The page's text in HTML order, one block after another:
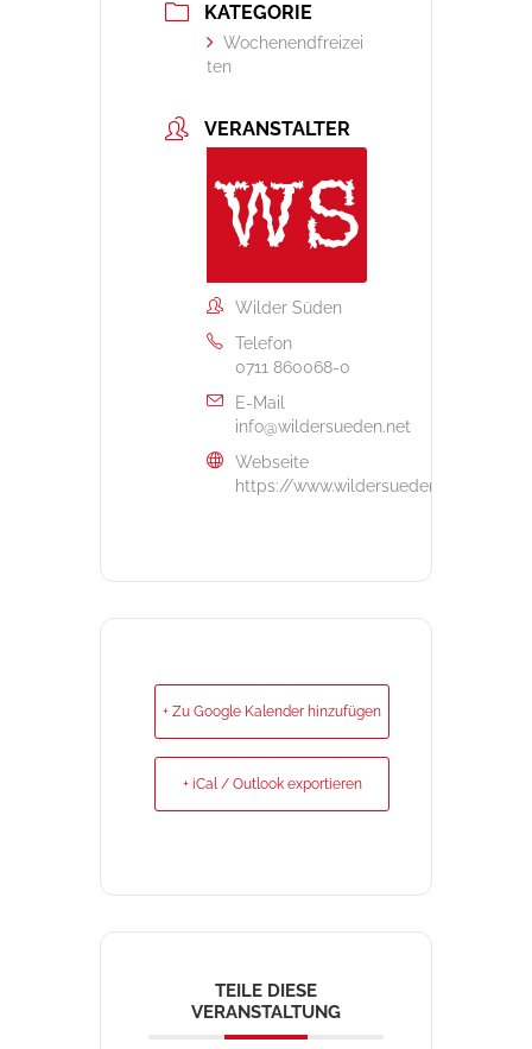
KATEGORIE
Wochenendfreizei
ten
VERANSTALTER
Wilder Süden
Telefon
0711 860068-0
E-Mail
info@wildersueden.net
Webseite
https://www.wildersueden.net
+ Zu Google Kalender hinzufügen
+ iCal / Outlook exportieren
TEILE DIESE
VERANSTALTUNG